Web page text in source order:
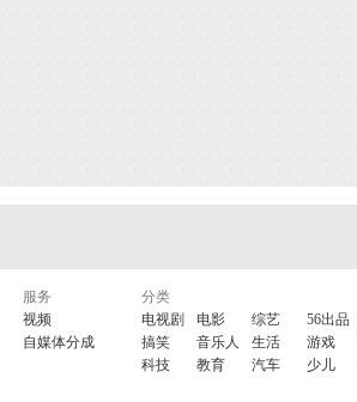
服务
视频
自媒体分成
分类
电视剧
电影 综艺 56出品
搞笑
音乐人 生活 游戏
科技
教育 汽车 少儿